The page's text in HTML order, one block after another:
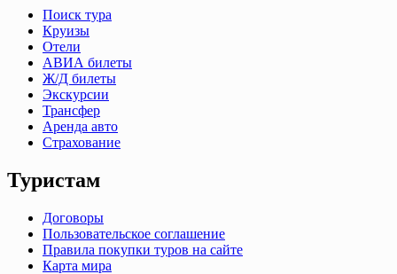
Поиск тура
Круизы
Отели
АВИА билеты
Ж/Д билеты
Экскурсии
Трансфер
Аренда авто
Страхование
Туристам
Договоры
Пользовательское соглашение
Правила покупки туров на сайте
Карта мира